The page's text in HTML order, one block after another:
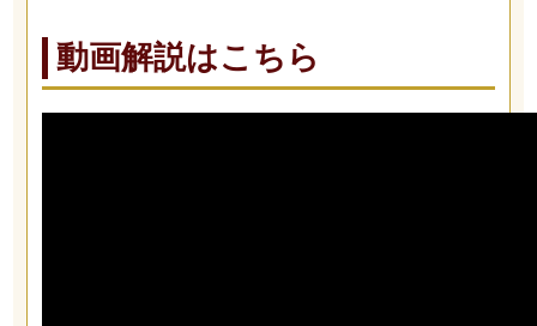
動画解説はこちら